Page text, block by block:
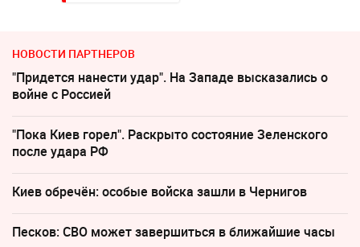
НОВОСТИ ПАРТНЕРОВ
"Придется нанести удар". На Западе высказались о
войне с Россией
"Пока Киев горел". Раскрыто состояние Зеленского
после удара РФ
Киев обречён: особые войска зашли в Чернигов
Песков: СВО может завершиться в ближайшие часы